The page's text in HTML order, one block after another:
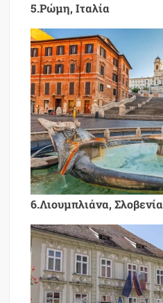
5.Ρώμη, Ιταλία
6.Λιουμπλιάνα, Σλοβενία